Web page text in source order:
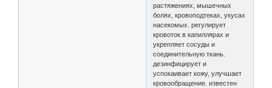
растяжениях, мышечных
болях, кровоподтеках, укусах
насекомых. регулирует
кровоток в капиллярах и
укрепляет сосуды и
соединительную ткань.
дезинфицирует и
успокаивает кожу, улучшает
кровообращение. известен